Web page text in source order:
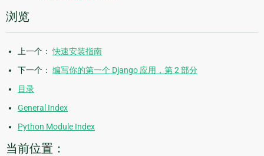
浏览
上一个：快速安装指南
下一个： 编写你的第一个 Django 应用，第 2 部分
目录
General Index
Python Module Index
当前位置：